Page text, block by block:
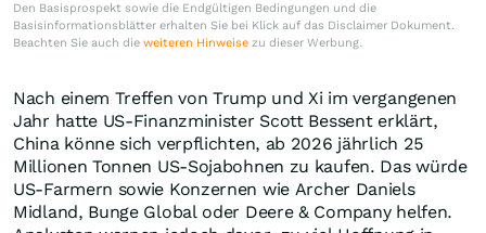
Den Basisprospekt sowie die Endgültigen Bedingungen und die
Basisinformationsblätter erhalten Sie bei Klick auf das Disclaimer Dokument.
Beachten Sie auch die weiteren Hinweise zu dieser Werbung.
Nach einem Treffen von Trump und Xi im vergangenen
Jahr hatte US-Finanzminister Scott Bessent erklärt,
China könne sich verpflichten, ab 2026 jährlich 25
Millionen Tonnen US-Sojabohnen zu kaufen. Das würde
US-Farmern sowie Konzernen wie Archer Daniels
Midland, Bunge Global oder Deere & Company helfen.